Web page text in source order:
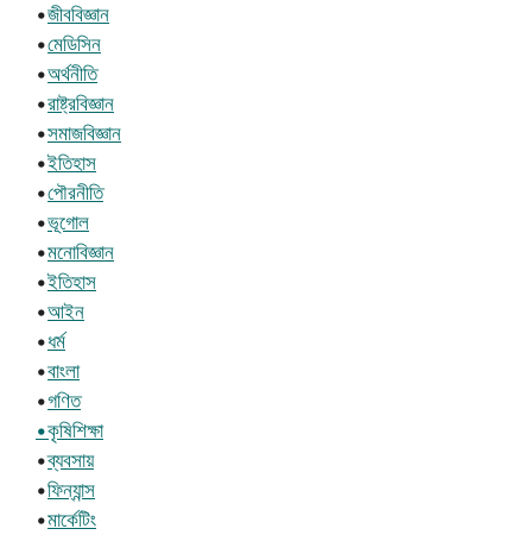
•জীববিজ্ঞান
•মেডিসিন
•অর্থনীতি
•রাষ্ট্রবিজ্ঞান
•সমাজবিজ্ঞান
•ইতিহাস
•পৌরনীতি
•ভূগোল
•মনোবিজ্ঞান
•ইতিহাস
•আইন
•ধর্ম
•বাংলা
•গণিত
•কৃষিশিক্ষা
•ব্যবসায়
•ফিন্যান্স
•মার্কেটিং